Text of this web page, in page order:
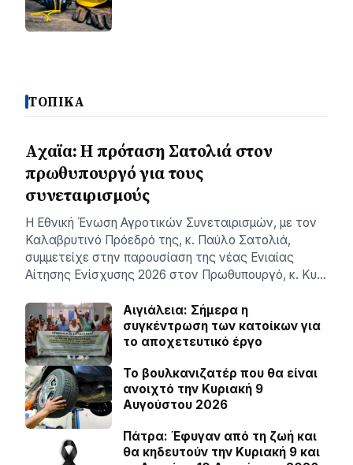
ΤΟΠΙΚΑ
Aχαϊα: Η πρόταση Σατολιά στον
πρωθυπουργό για τους
συνεταιρισμούς
Η Εθνική Ένωση Αγροτικών Συνεταιρισμών, με τον
Καλαβρυτινό Πρόεδρό της, κ. Παύλο Σατολιά,
συμμετείχε στην παρουσίαση της νέας Ενιαίας
Αίτησης Ενίσχυσης 2026 στον Πρωθυπουργό, κ. Κυ…
Αιγιάλεια: Σήμερα η
συγκέντρωση των κατοίκων για
το αποχετευτικό έργο
Το βουλκανιζατέρ που θα είναι
ανοιχτό την Κυριακή 9
Αυγούστου 2026
Πάτρα: Έφυγαν από τη ζωή και
θα κηδευτούν την Κυριακή 9 και